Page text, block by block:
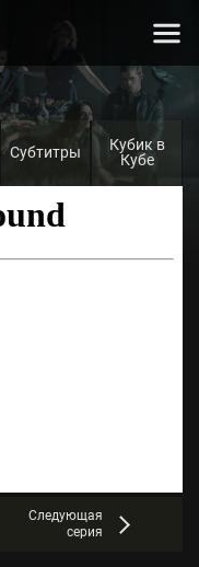
Субтитры
Кубик в
Кубе
Следующая
серия